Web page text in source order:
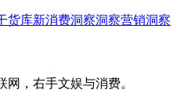
货库新消费洞察洞察营销洞察
，右手文娱与消费。